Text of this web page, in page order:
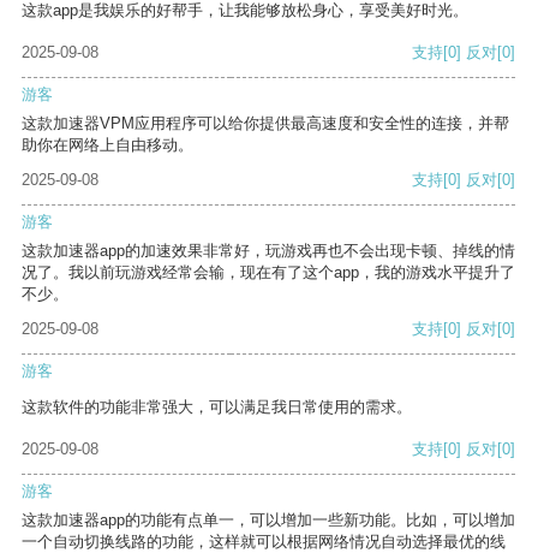
这款app是我娱乐的好帮手，让我能够放松身心，享受美好时光。
2025-09-08 支持[0] 反对[0]
游客
这款加速器VPM应用程序可以给你提供最高速度和安全性的连接，并帮
助你在网络上自由移动。
2025-09-08
支持[0] 反对[0]
游客
这款加速器app的加速效果非常好，玩游戏再也不会出现卡顿、掉线的情
况了。我以前玩游戏经常会输，现在有了这个app，我的游戏水平提升了
不少。
2025-09-08
支持[0] 反对[0]
游客
这款软件的功能非常强大，可以满足我日常使用的需求。
2025-09-08 支持[0] 反对[0]
游客
这款加速器app的功能有点单一，可以增加一些新功能。比如，可以增加
一个自动切换线路的功能，这样就可以根据网络情况自动选择最优的线